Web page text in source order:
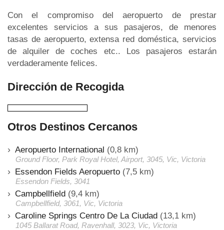
Con el compromiso del aeropuerto de prestar
excelentes servicios a sus pasajeros, de menores
tasas de aeropuerto, extensa red doméstica, servicios
de alquiler de coches etc.. Los pasajeros estarán
verdaderamente felices.
Dirección de Recogida
Otros Destinos Cercanos
Aeropuerto International (0,8 km)
Ground Floor, Park Royal Hotel, Airport, 3045, Vic, Victoria
Essendon Fields Aeropuerto (7,5 km)
Essendon Fields, 3041
Campbellfield (9,4 km)
Campbellfield, 3061, Vic, Victoria
Caroline Springs Centro De La Ciudad (13,1 km)
1045 Ballarat Road, Ravenhall, 3023, Vic, Victoria